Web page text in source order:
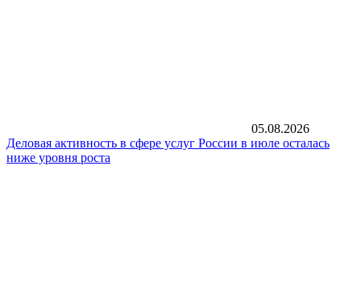
05.08.2026
Деловая активность в сфере услуг России в июле осталась
ниже уровня роста